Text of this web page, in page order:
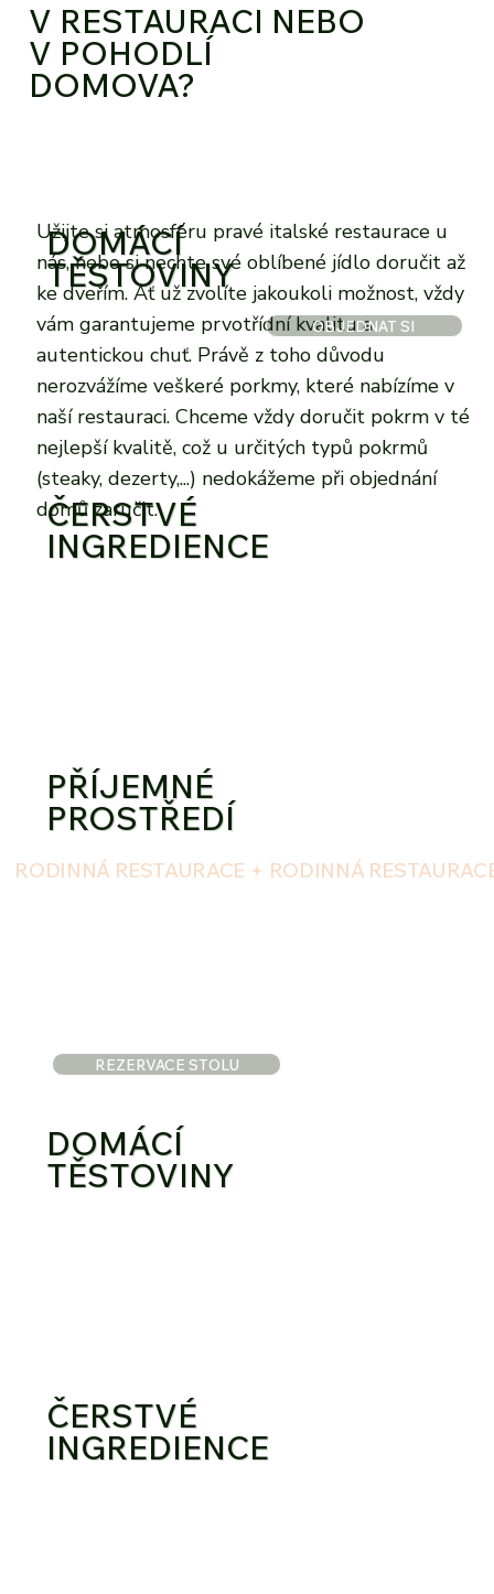
REZERVACE STOLU
V RESTAURACI NEBO
V POHODLÍ
DOMOVA?
Užijte si atmosféru pravé italské restaurace u
nás, nebo si nechte své oblíbené jídlo doručit až
ke dveřím. Ať už zvolíte jakoukoli možnost, vždy
vám garantujeme prvotřídní kvalitu a
autentickou chuť. Právě z toho důvodu
nerozvážíme veškeré porkmy, které nabízíme v
naší restauraci. Chceme vždy doručit pokrm v té
nejlepší kvalitě, což u určitých typů pokrmů
(steaky, dezerty,...) nedokážeme při objednání
domů zaručit.
OBJEDNAT SI
DOMÁCÍ
TĚSTOVINY
ČERSTVÉ
INGREDIENCE
PŘÍJEMNÉ
PROSTŘEDÍ
RODINNÁ RESTAURACE
DOMÁCÍ
TĚSTOVINY
ČERSTVÉ
INGREDIENCE